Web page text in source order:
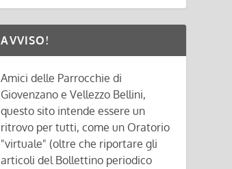
AVVISO!
Amici delle Parrocchie di
Giovenzano e Vellezzo Bellini,
questo sito intende essere un
ritrovo per tutti, come un Oratorio
"virtuale" (oltre che riportare gli
articoli del Bollettino periodico